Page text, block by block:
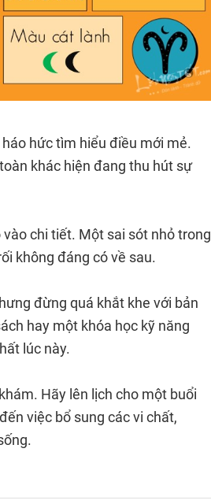
hức tìm hiểu điều mới mẻ.
khác hiện đang thu hút sự
chi tiết. Một sai sót nhỏ trong
không đáng có về sau.
đừng quá khắt khe với bản
hay một khóa học kỹ năng
lúc này.
Hãy lên lịch cho một buổi
việc bổ sung các vi chất,